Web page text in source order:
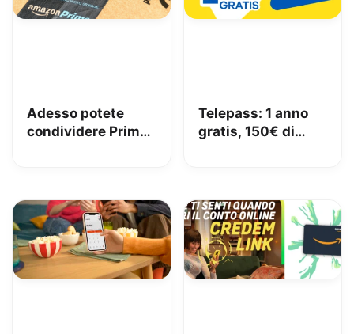
Adesso potete
condividere Prime
Telepass: 1 anno
gratis, 150€ di